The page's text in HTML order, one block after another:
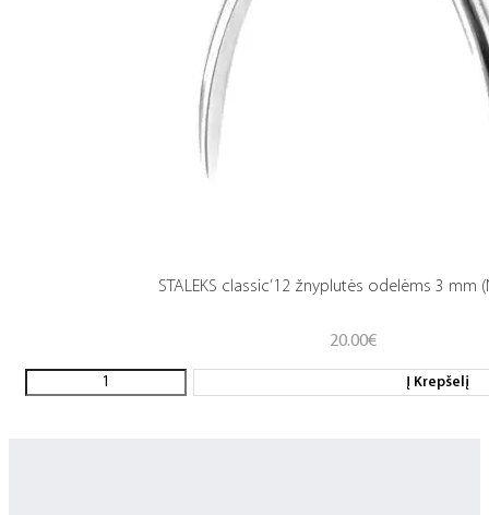
STALEKS classic’12 žnyplutės odelėms 3 mm
20.00€
Į Krepšelį